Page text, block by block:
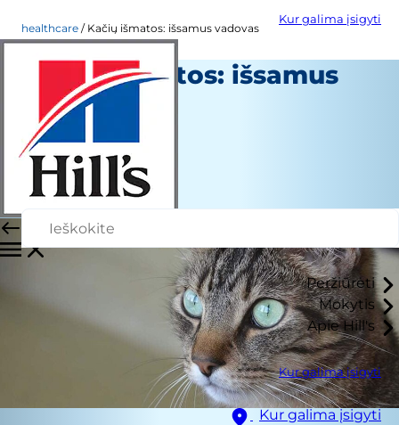
Kur galima įsigyti
Peržiūrėti
Mokytis
Apie Hill's
Kur galima įsigyti
Kur galima įsigyti
healthcare Kačių išmatos: išsamus vadovas
Kačių išmatos: išsamus
vadovas
Sveikatos priežiūra
Christine O'Brien
Liepos 09, 2018